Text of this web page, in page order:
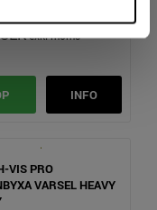
INFO
VIS PRO
VARSEL HEAVY